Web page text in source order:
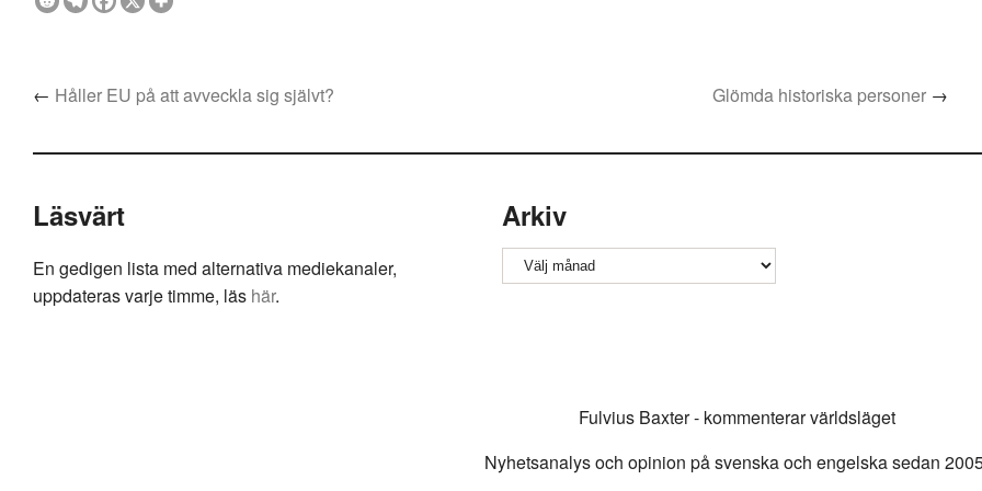
← Håller EU på att avveckla sig självt? Glömda historiska personer→
Läsvärt
En gedigen lista med alternativa mediekanaler,
uppdateras varje timme, läs här.
Arkiv
Arkiv
Fulvius Baxter - kommenterar världsläget
Nyhetsanalys och opinion på svenska och engelska sedan